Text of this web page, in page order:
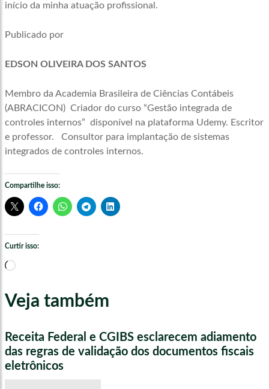
início da minha atuação profissional.
Publicado por
EDSON OLIVEIRA DOS SANTOS
Membro da Academia Brasileira de Ciências Contábeis
(ABRACICON) Criador do curso “Gestão integrada de
controles internos” disponível na plataforma Udemy. Escritor
e professor. Consultor para implantação de sistemas
integrados de controles internos.
Compartilhe isso:
Curtir isso:
Carregando...
Veja também
Receita Federal e CGIBS esclarecem adiamento
das regras de validação dos documentos fiscais
eletrônicos